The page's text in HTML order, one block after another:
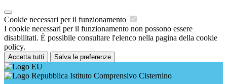
Cookie necessari per il funzionamento
I cookie necessari per il funzionamento non possono essere
disabilitati. È possibile consultare l'elenco nella pagina della cookie
policy.
Accetta tutti Salva le preferenze
Istituto Comprensivo Cisternino